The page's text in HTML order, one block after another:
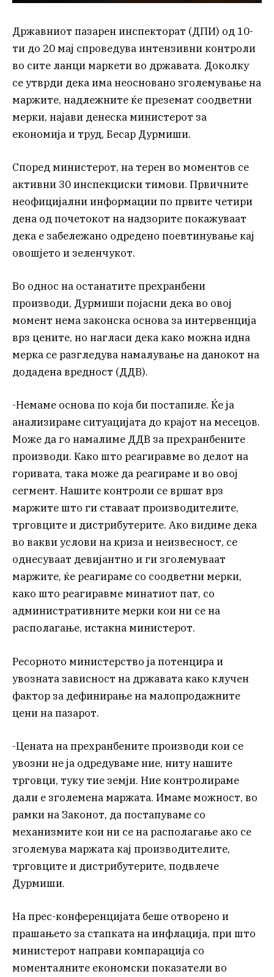
Државниот пазарен инспекторат (ДПИ) од 10-
ти до 20 мај спроведува интензивни контроли
во сите ланци маркети во државата. Доколку
се утврди дека има неосновано зголемување на
маржите, надлежните ќе преземат соодветни
мерки, најави денеска министерот за
економија и труд, Бесар Дурмиши.
Според министерот, на терен во моментов се
активни 30 инспекциски тимови. Првичните
неофицијални информации по првите четири
дена од почетокот на надзорите покажуваат
дека е забележано одредено поевтинување кај
овошјето и зеленчукот.
Во однос на останатите прехранбени
производи, Дурмиши појасни дека во овој
момент нема законска основа за интервенција
врз цените, но нагласи дека како можна идна
мерка се разгледува намалување на данокот на
додадена вредност (ДДВ).
-Немаме основа по која би постапиле. Ќе ја
анализираме ситуацијата до крајот на месецов.
Може да го намалиме ДДВ за прехранбените
производи. Како што реагиравме во делот на
горивата, така може да реагираме и во овој
сегмент. Нашите контроли се вршат врз
маржите што ги ставаат производителите,
трговците и дистрибутерите. Ако видиме дека
во вакви услови на криза и неизвесност, се
однесуваат девијантно и ги зголемуваат
маржите, ќе реагираме со соодветни мерки,
како што реагиравме минатиот пат, со
административните мерки кои ни се на
располагање, истакна министерот.
Ресорното министерство ја потенцира и
увозната зависност на државата како клучен
фактор за дефинирање на малопродажните
цени на пазарот.
-Цената на прехранбените производи кои се
увозни не ја одредуваме ние, ниту нашите
трговци, туку тие земји. Ние контролираме
дали е зголемена маржата. Имаме можност, во
рамки на Законот, да постапуваме со
механизмите кои ни се на располагање ако се
зголемува маржата кај производителите,
трговците и дистрибутерите, подвлече
Дурмиши.
На прес-конференцијата беше отворено и
прашањето за стапката на инфлација, при што
министерот направи компарација со
моменталните економски показатели во